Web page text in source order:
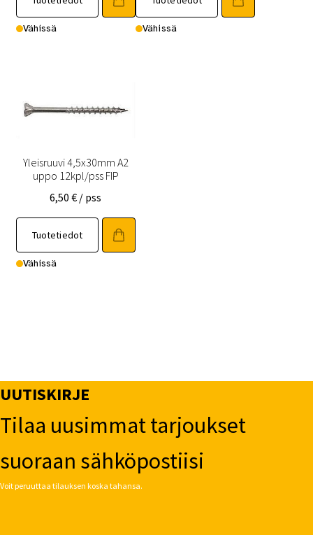
Vähissä Vähissä
Yleisruuvi 4,5x30mm A2
uppo 12kpl/pss FIP
6,50€ / pss
Tuotetiedot
Vähissä
UUTISKIRJE
Tilaa uusimmat tarjoukset
suoraan sähköpostiisi
Voit peruuttaa tilauksen koska tahansa.